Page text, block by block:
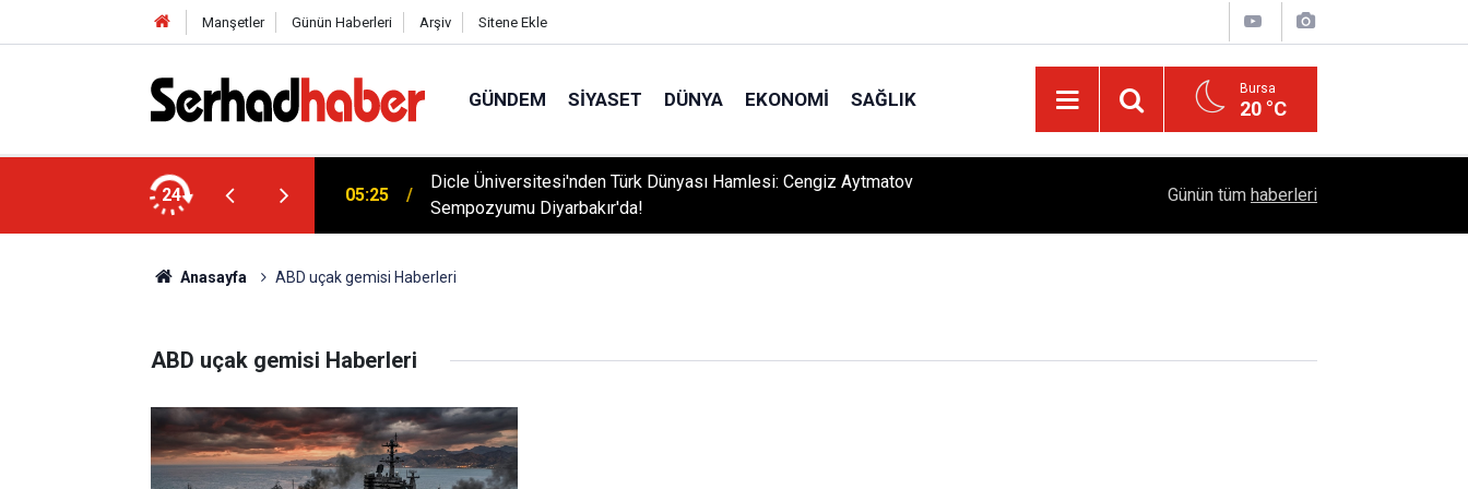
Manşetler Günün Haberleri Arşiv Sitene Ekle
GÜNDEM SIYASET DÜNYA EKONOMI SAĞLIK Bursa
20 °C
24
Düşük Kalorili Multi-Fiber İçecek Tozu 05:25
Dicle Üniversitesi'nden Türk Dünyası Hamlesi: Cengiz Aytmatov
Sempozyumu Diyarbakır'da!
Günün tüm haberleri
Anasayfa ABD uçak gemisi Haberleri
ABD uçak gemisi Haberleri